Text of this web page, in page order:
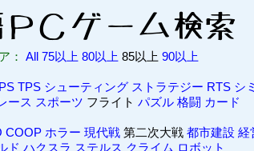
： All 75以上 80以上 85以上 90以上
TPS シューティング ストラテジー RTS シ
ース スポーツ フライト パズル 格闘 カード
COOP ホラー 現代戦第二次大戦 都市建設 経
ド ハクスラ ステルス クライム ロボット